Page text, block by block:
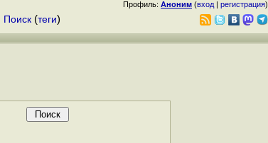
Профиль: Аноним (вход | регистрация)
Поиск (теги)